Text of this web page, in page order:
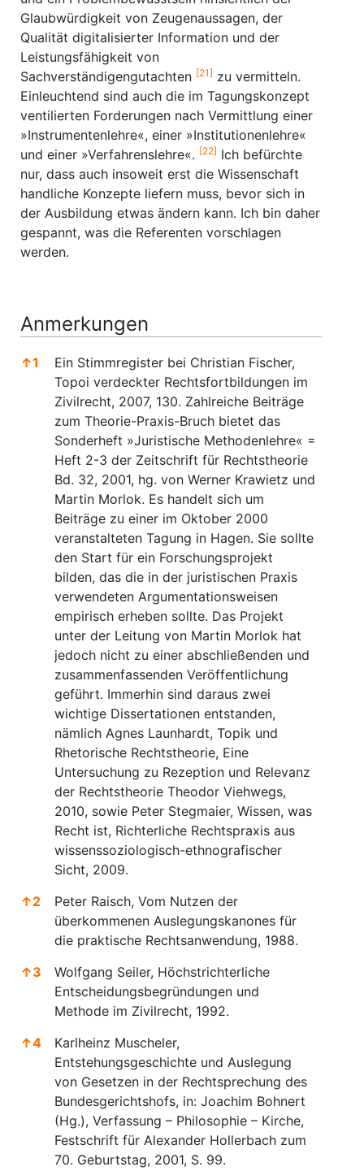
Glaubwürdigkeit von Zeugenaussagen, der
Qualität digitalisierter Information und der
Leistungsfähigkeit von
Sachverständigengutachten [21] zu vermitteln.
Einleuchtend sind auch die im Tagungskonzept
ventilierten Forderungen nach Vermittlung einer
»Instrumentenlehre«, einer »Institutionenlehre«
und einer »Verfahrenslehre«. [22] Ich befürchte
nur, dass auch insoweit erst die Wissenschaft
handliche Konzepte liefern muss, bevor sich in
der Ausbildung etwas ändern kann. Ich bin daher
gespannt, was die Referenten vorschlagen
werden.
Anmerkungen
↑1
Ein Stimmregister bei Christian Fischer,
Topoi verdeckter Rechtsfortbildungen im
Zivilrecht, 2007, 130. Zahlreiche Beiträge
zum Theorie-Praxis-Bruch bietet das
Sonderheft »Juristische Methodenlehre« =
Heft 2-3 der Zeitschrift für Rechtstheorie
Bd. 32, 2001, hg. von Werner Krawietz und
Martin Morlok. Es handelt sich um
Beiträge zu einer im Oktober 2000
veranstalteten Tagung in Hagen. Sie sollte
den Start für ein Forschungsprojekt
bilden, das die in der juristischen Praxis
verwendeten Argumentationsweisen
empirisch erheben sollte. Das Projekt
unter der Leitung von Martin Morlok hat
jedoch nicht zu einer abschließenden und
zusammenfassenden Veröffentlichung
geführt. Immerhin sind daraus zwei
wichtige Dissertationen entstanden,
nämlich Agnes Launhardt, Topik und
Rhetorische Rechtstheorie, Eine
Untersuchung zu Rezeption und Relevanz
der Rechtstheorie Theodor Viehwegs,
2010, sowie Peter Stegmaier, Wissen, was
Recht ist, Richterliche Rechtspraxis aus
wissenssoziologisch-ethnografischer
Sicht, 2009.
↑2
Peter Raisch, Vom Nutzen der
überkommenen Auslegungskanones für
die praktische Rechtsanwendung, 1988.
↑3
Wolfgang Seiler, Höchstrichterliche
Entscheidungsbegründungen und
Methode im Zivilrecht, 1992.
↑4
Karlheinz Muscheler,
Entstehungsgeschichte und Auslegung
von Gesetzen in der Rechtsprechung des
Bundesgerichtshofs, in: Joachim Bohnert
(Hg.), Verfassung – Philosophie – Kirche,
Festschrift für Alexander Hollerbach zum
70. Geburtstag, 2001, S. 99.